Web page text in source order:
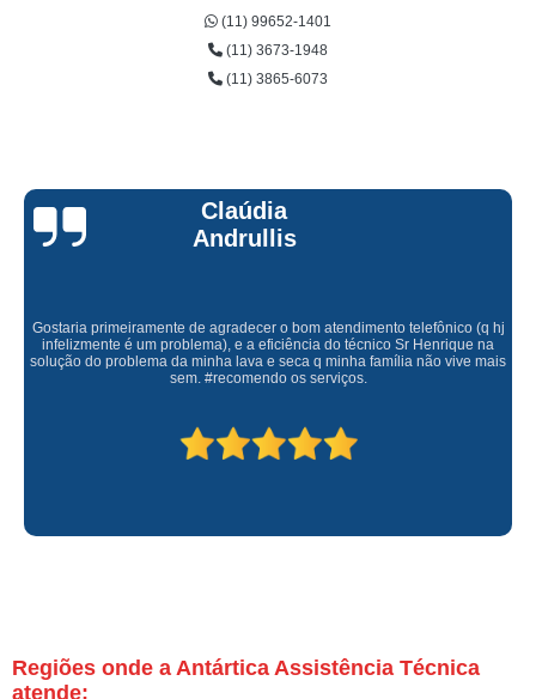
(11) 99652-1401
(11) 3673-1948
(11) 3865-6073
Claúdia
Andrullis
Gostaria primeiramente de agradecer o bom atendimento telefônico (q hj
infelizmente é um problema), e a eficiência do técnico Sr Henrique na
solução do problema da minha lava e seca q minha família não vive mais
sem. #recomendo os serviços.
Regiões onde a Antártica Assistência Técnica
atende: